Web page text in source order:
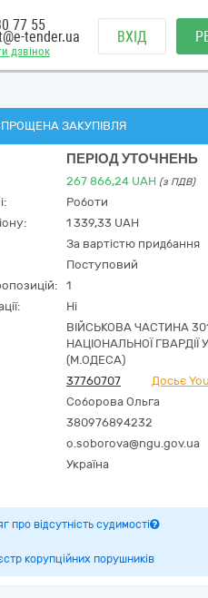
дзвінок
77 55
tender.ua ВХІД
ЗАКУПІВЛЯ
ПЕРІОД УТОЧНЕНЬ
267 866,24 UAH (з ПДВ)
Роботи
1 339,33 UAH
За вартістю придбання
Поступовий
1
Ні
ВІЙСЬКОВА ЧАСТИНА
НАЦІОНАЛЬНОЇ ГВАРДІЇ
(М.ОДЕСА)
37760707
Досьє
Соборова Ольга
380976894232
o.soborova@ngu.gov.ua
Україна
про відсутність судимості
корупційних порушників